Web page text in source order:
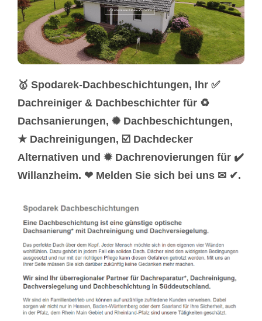
🥇 Spodarek-Dachbeschichtungen, Ihr ✅
Dachreiniger & Dachbeschichter für ♻
Dachsanierungen, ✺ Dachbeschichtungen,
★ Dachreinigungen, ☑️ Dachdecker
Alternativen und ✹ Dachrenovierungen für ✔️
Willanzheim. ❤ Melden Sie sich bei uns ✉ ✔.